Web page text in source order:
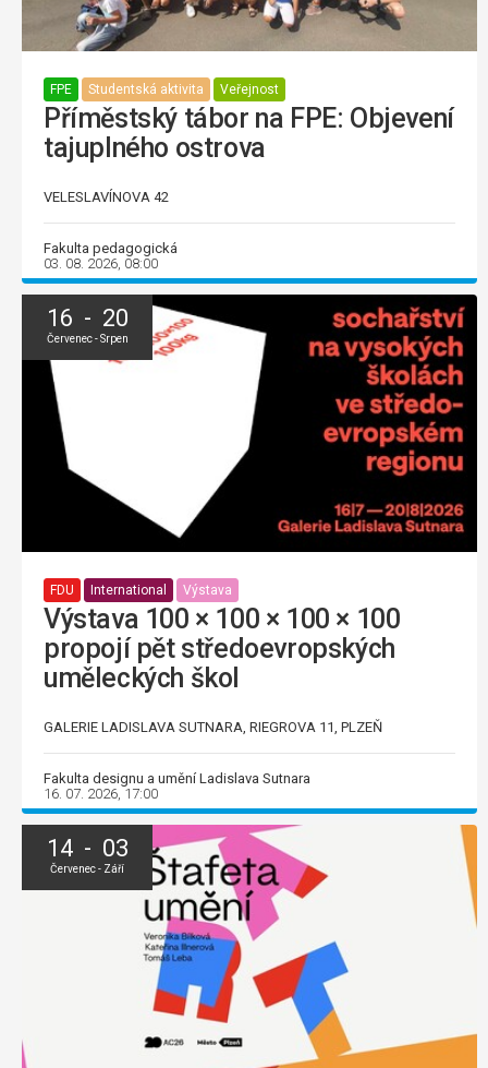
FPE Studentská aktivita Veřejnost
Příměstský tábor na FPE: Objevení
tajuplného ostrova
VELESLAVÍNOVA 42
Fakulta pedagogická
03. 08. 2026, 08:00
16 - 20
Červenec - Srpen
FDU International Výstava
Výstava 100 × 100 × 100 × 100
propojí pět středoevropských
uměleckých škol
GALERIE LADISLAVA SUTNARA, RIEGROVA 11, PLZEŇ
Fakulta designu a umění Ladislava Sutnara
16. 07. 2026, 17:00
14 - 03
Červenec - Září